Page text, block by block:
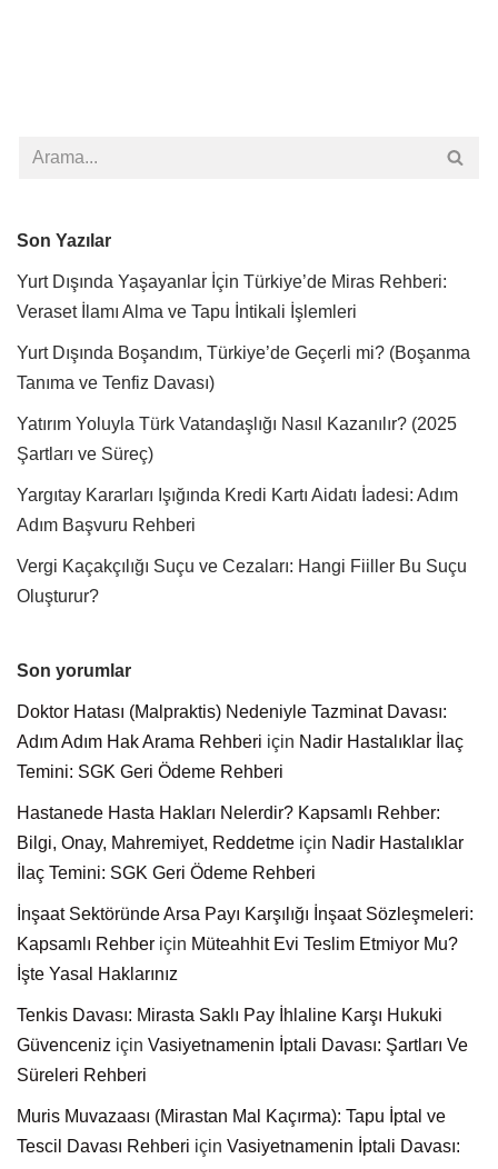
Son Yazılar
Yurt Dışında Yaşayanlar İçin Türkiye’de Miras Rehberi:
Veraset İlamı Alma ve Tapu İntikali İşlemleri
Yurt Dışında Boşandım, Türkiye’de Geçerli mi? (Boşanma
Tanıma ve Tenfiz Davası)
Yatırım Yoluyla Türk Vatandaşlığı Nasıl Kazanılır? (2025
Şartları ve Süreç)
Yargıtay Kararları Işığında Kredi Kartı Aidatı İadesi: Adım
Adım Başvuru Rehberi
Vergi Kaçakçılığı Suçu ve Cezaları: Hangi Fiiller Bu Suçu
Oluşturur?
Son yorumlar
Doktor Hatası (Malpraktis) Nedeniyle Tazminat Davası:
Adım Adım Hak Arama Rehberi için Nadir Hastalıklar İlaç
Temini: SGK Geri Ödeme Rehberi
Hastanede Hasta Hakları Nelerdir? Kapsamlı Rehber:
Bilgi, Onay, Mahremiyet, Reddetme için Nadir Hastalıklar
İlaç Temini: SGK Geri Ödeme Rehberi
İnşaat Sektöründe Arsa Payı Karşılığı İnşaat Sözleşmeleri:
Kapsamlı Rehber için Müteahhit Evi Teslim Etmiyor Mu?
İşte Yasal Haklarınız
Tenkis Davası: Mirasta Saklı Pay İhlaline Karşı Hukuki
Güvenceniz için Vasiyetnamenin İptali Davası: Şartları Ve
Süreleri Rehberi
Muris Muvazaası (Mirastan Mal Kaçırma): Tapu İptal ve
Tescil Davası Rehberi için Vasiyetnamenin İptali Davası: